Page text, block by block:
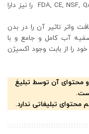
دستگاه تمام استاندارد های جهانی از جمله FDA, CE, NSF, QA را نیز دارا
واتر تاثیر آن را در بدن
آب کامل و جامع و با
را از بابت وجود اکسیژن
محتوای آن توسط تبلیغ
تبلیغاتی ندارد.